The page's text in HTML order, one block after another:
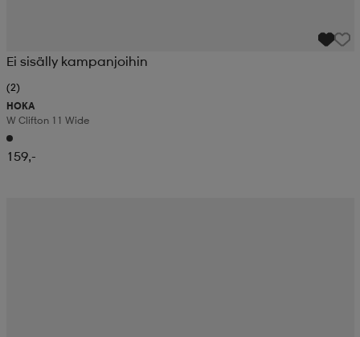
Ei sisälly kampanjoihin
(2)
HOKA
W Clifton 11 Wide
159,-